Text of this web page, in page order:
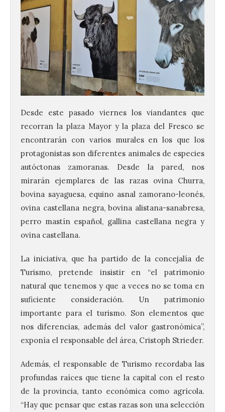
Desde este pasado viernes los viandantes que
recorran la plaza Mayor y la plaza del Fresco se
encontrarán con varios murales en los que los
protagonistas son diferentes animales de especies
autóctonas zamoranas. Desde la pared, nos
mirarán ejemplares de las razas ovina Churra,
bovina sayaguesa, equino asnal zamorano-leonés,
ovina castellana negra, bovina alistana-sanabresa,
perro mastín español, gallina castellana negra y
ovina castellana.
La iniciativa, que ha partido de la concejalía de
Turismo, pretende insistir en “el patrimonio
natural que tenemos y que a veces no se toma en
suficiente consideración. Un patrimonio
importante para el turismo. Son elementos que
nos diferencias, además del valor gastronómica”,
exponía el responsable del área, Cristoph Strieder.
Además, el responsable de Turismo recordaba las
profundas raíces que tiene la capital con el resto
de la provincia, tanto económica como agrícola.
“Hay que pensar que estas razas son una selección